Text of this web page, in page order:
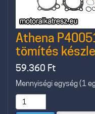
Athena
tömítés
59.360 Ft
Mennyiségi egység (1